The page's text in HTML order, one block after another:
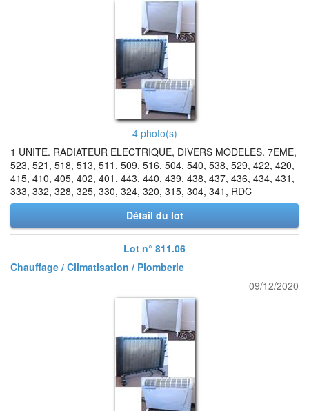
4 photo(s)
1 UNITE. RADIATEUR ELECTRIQUE, DIVERS MODELES. 7EME,
523, 521, 518, 513, 511, 509, 516, 504, 540, 538, 529, 422, 420,
415, 410, 405, 402, 401, 443, 440, 439, 438, 437, 436, 434, 431,
333, 332, 328, 325, 330, 324, 320, 315, 304, 341, RDC
Détail du lot
Lot n° 811.06
Chauffage / Climatisation / Plomberie
09/12/2020